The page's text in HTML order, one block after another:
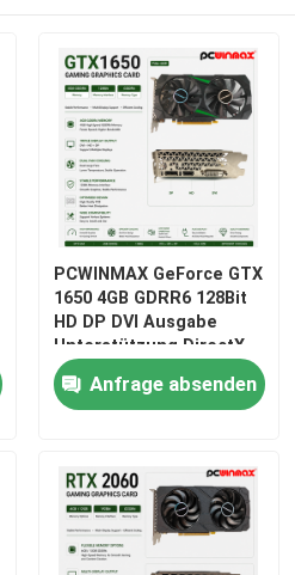
PCWINMAX GeForce GTX
1650 4GB GDRR6 128Bit
HD DP DVI Ausgabe
Unterstützung DirectX
12 VR Ready OC
Grafikkarte
Anfrage absenden